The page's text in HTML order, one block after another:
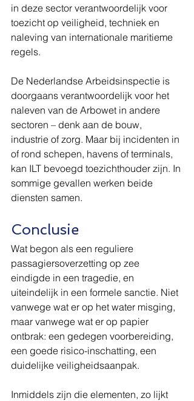
in deze sector verantwoordelijk voor
toezicht op veiligheid, techniek en
naleving van internationale maritieme
regels.
De Nederlandse Arbeidsinspectie is
doorgaans verantwoordelijk voor het
naleven van de Arbowet in andere
sectoren – denk aan de bouw,
industrie of zorg. Maar bij incidenten in
of rond schepen, havens of terminals,
kan ILT bevoegd toezichthouder zijn. In
sommige gevallen werken beide
diensten samen.
Conclusie
Wat begon als een reguliere
passagiersoverzetting op zee
eindigde in een tragedie, en
uiteindelijk in een formele sanctie. Niet
vanwege wat er op het water misging,
maar vanwege wat er op papier
ontbrak: een gedegen voorbereiding,
een goede risico-inschatting, een
duidelijke veiligheidsaanpak.
Inmiddels zijn die elementen, zo lijkt